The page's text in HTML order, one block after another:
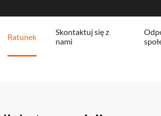
Ratunek
Skontaktuj się z
nami